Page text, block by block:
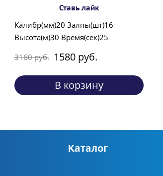
Ставь лайк
Калибр(мм)20 Залпы(шт)16
Высота(м)30 Время(сек)25
3160 руб. 1580 руб.
В корзину
Каталог